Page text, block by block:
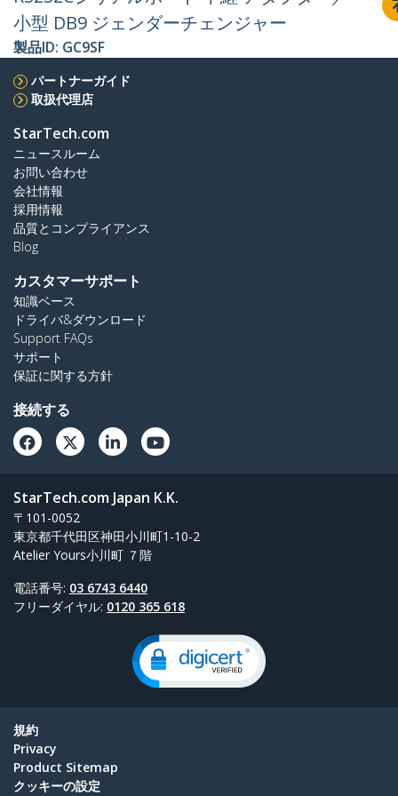
小型 DB9 ジェンダーチェンジャー
製品ID: GC9SF
パートナーガイド
取扱代理店
StarTech.com
ニュースルーム
お問い合わせ
会社情報
採用情報
品質とコンプライアンス
Blog
カスタマーサポート
知識ベース
ドライバ&ダウンロード
Support FAQs
サポート
保証に関する方針
接続する
StarTech.com Japan K.K.
〒101-0052
東京都千代田区神田小川町1-10-2
Atelier Yours小川町 ７階
電話番号: 03 6743 6440
フリーダイヤル: 0120 365 618
規約
Privacy
Product Sitemap
クッキーの設定